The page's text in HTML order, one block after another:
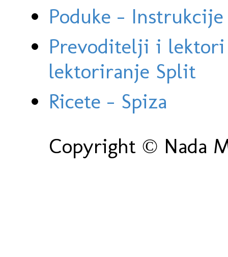
Poduke -
Prevoditelji i
lektoriranje Split
Ricete - Spiza
Copyright © Nada